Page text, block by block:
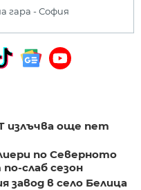
гара - София
излъчва още пет
по Северното
слаб сезон
завод в село Белица